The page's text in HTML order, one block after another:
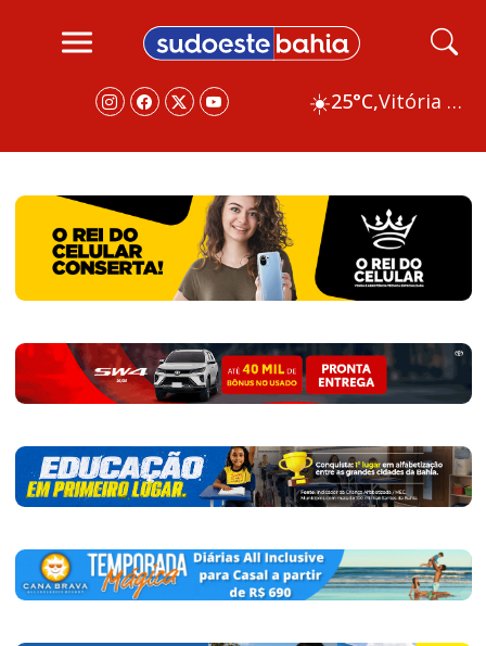
☀️25°C, Vitória da Conquista